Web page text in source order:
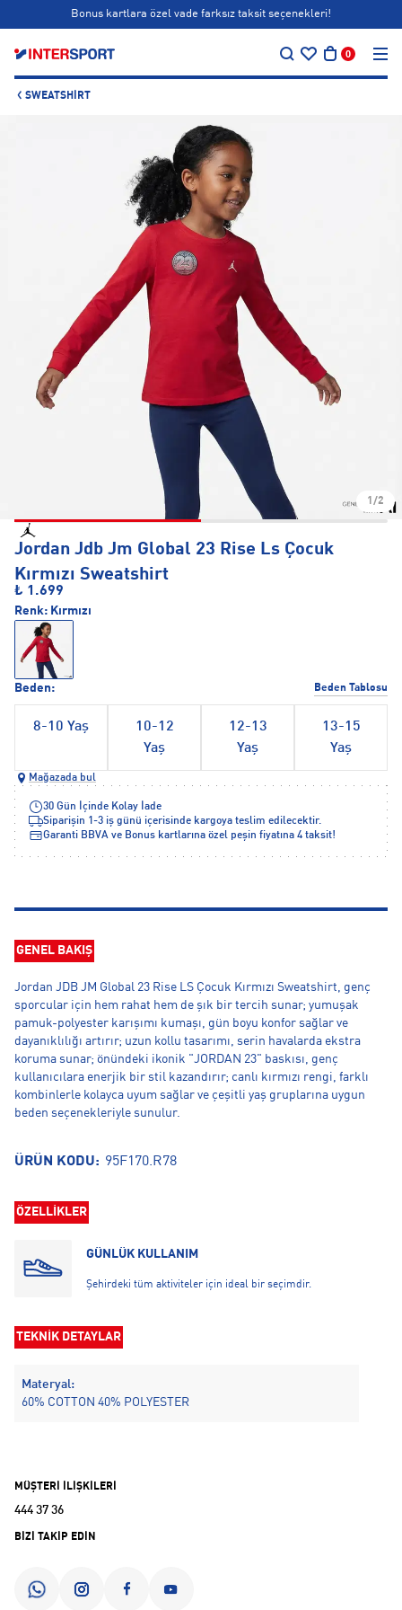
Bonus kartlara özel vade farksız taksit seçenekleri!
0
SWEATSHIRT
1/2
Jordan Jdb Jm Global 23 Rise Ls Çocuk
Kırmızı Sweatshirt
₺ 1.699
Beden: Beden Tablosu
8-10 Yaş
10-12
Yaş
12-13
Yaş
13-15
Yaş
Renk: Kırmızı
Mağazada bul
30 Gün İçinde Kolay İade
Siparişin 1-3 iş günü içerisinde kargoya teslim edilecektir.
Garanti BBVA ve Bonus kartlarına özel peşin fiyatına 4 taksit!
GENEL BAKIŞ
Jordan JDB JM Global 23 Rise LS Çocuk Kırmızı Sweatshirt, genç
sporcular için hem rahat hem de şık bir tercih sunar; yumuşak
pamuk-polyester karışımı kumaşı, gün boyu konfor sağlar ve
dayanıklılığı artırır; uzun kollu tasarımı, serin havalarda ekstra
koruma sunar; önündeki ikonik "JORDAN 23" baskısı, genç
kullanıcılara enerjik bir stil kazandırır; canlı kırmızı rengi, farklı
kombinlerle kolayca uyum sağlar ve çeşitli yaş gruplarına uygun
beden seçenekleriyle sunulur.
ÜRÜN KODU: 95F170.R78
ÖZELLİKLER
GÜNLÜK KULLANIM
Şehirdeki tüm aktiviteler için ideal bir seçimdir.
TEKNİK DETAYLAR
Materyal:
60% COTTON 40% POLYESTER
MÜŞTERİ İLİŞKİLERİ
444 37 36
BİZİ TAKİP EDİN